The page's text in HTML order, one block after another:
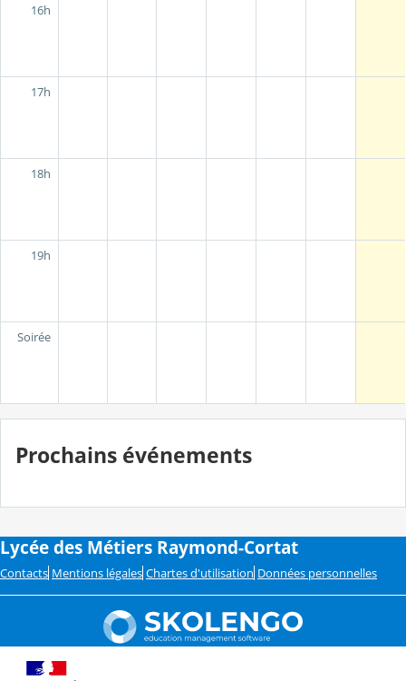
16h
17h
18h
19h
Soirée
Prochains événements
Lycée des Métiers Raymond-Cortat
Contacts Mentions légales Chartes d'utilisation Données personnelles